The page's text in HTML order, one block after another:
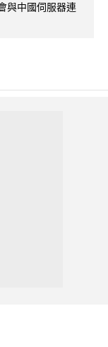
與中國伺服器連